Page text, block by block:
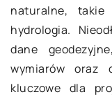
naturalne,
hydrologia.
dane
wymiarów oraz
kluczowe dla